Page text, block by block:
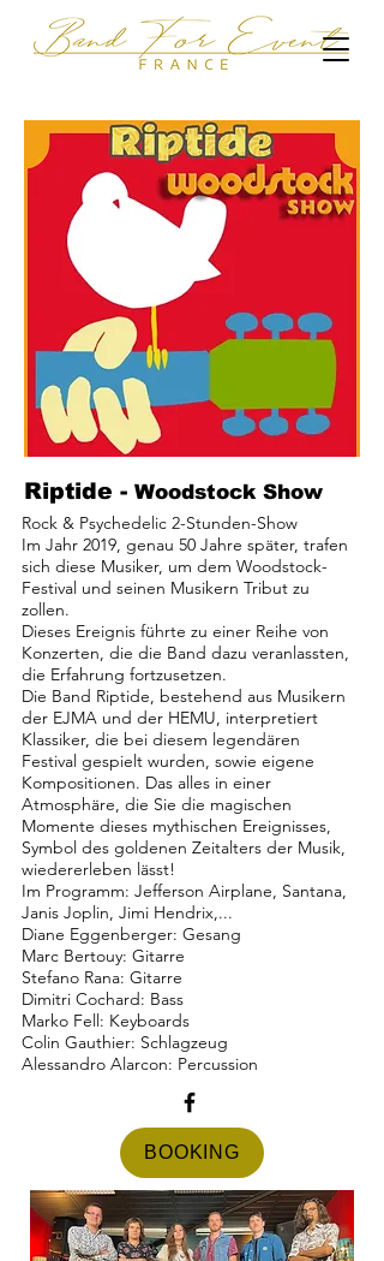
Riptide - Woodstock Show
Rock & Psychedelic 2-Stunden-Show
Im Jahr 2019, genau 50 Jahre später, trafen
sich diese Musiker, um dem Woodstock-
Festival und seinen Musikern Tribut zu
zollen.
Dieses Ereignis führte zu einer Reihe von
Konzerten, die die Band dazu veranlassten,
die Erfahrung fortzusetzen.
Die Band Riptide, bestehend aus Musikern
der EJMA und der HEMU, interpretiert
Klassiker, die bei diesem legendären
Festival gespielt wurden, sowie eigene
Kompositionen. Das alles in einer
Atmosphäre, die Sie die magischen
Momente dieses mythischen Ereignisses,
Symbol des goldenen Zeitalters der Musik,
wiedererleben lässt!
Im Programm: Jefferson Airplane, Santana,
Janis Joplin, Jimi Hendrix,...
Diane Eggenberger: Gesang
Marc Bertouy: Gitarre
Stefano Rana: Gitarre
Dimitri Cochard: Bass
Marko Fell: Keyboards
Colin Gauthier: Schlagzeug
Alessandro Alarcon: Percussion
BOOKING